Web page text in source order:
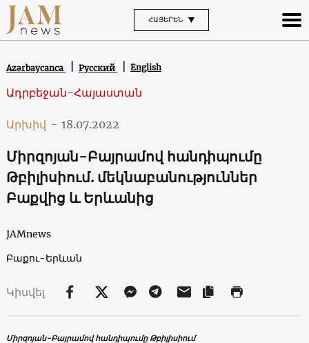
ՀԱՅԵՐԵՆ
Azərbaycanca Русский English
Ադրբեջան-Հայաստան
Արխիվ - 18.07.2022
Միրզոյան-Բայրամով հանդիպումը
Թբիլիսիում. մեկնաբանություններ
Բաքվից և Երևանից
JAMnews
Բաքու-Երևան
Կիսվել
Միրզոյան-Բայրամով հանդիպումը Թբիլիսիում